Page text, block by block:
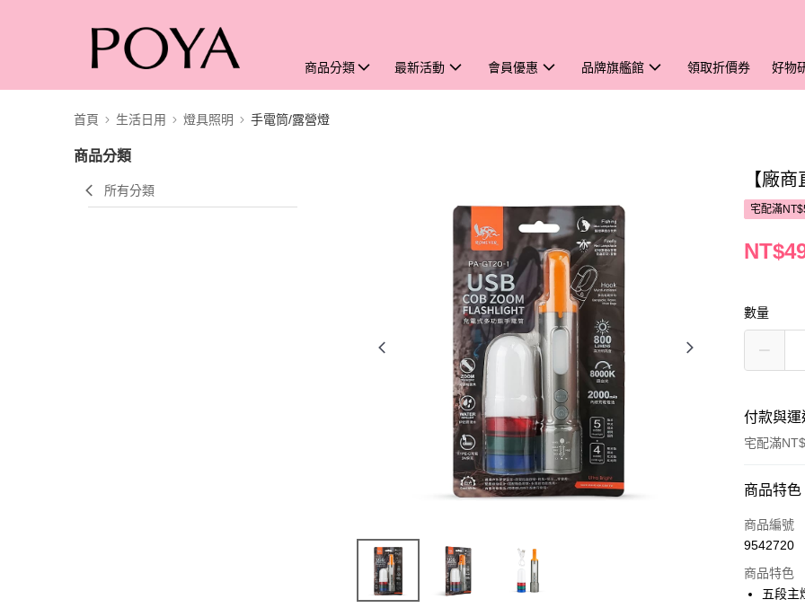
商品分類 最新活動 會員優惠 品牌旗艦館 領取折價券 好物
首頁 生活日用 燈具照明 手電筒/露營燈
商品分類
所有分類
【廠
宅配滿
數量
付款與
宅配滿
付款方式
POYA支付
LINE Pay
商品特色
商品編號
9542720
商品特色
五段主